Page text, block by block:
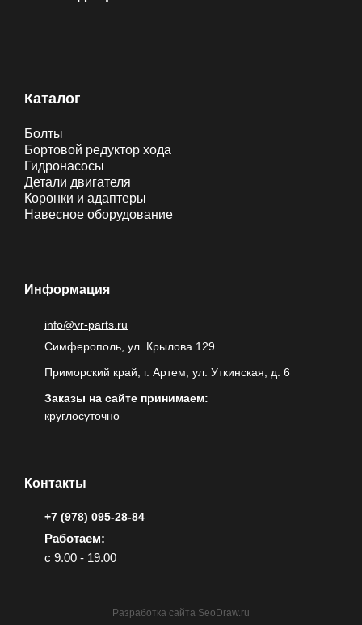
Каталог
Болты
Бортовой редуктор хода
Гидронасосы
Детали двигателя
Коронки и адаптеры
Навесное оборудование
Информация
info@vr-parts.ru
Симферополь, ул. Крылова 129
Приморский край, г. Артем, ул. Уткинская, д. 6
Заказы на сайте принимаем:
круглосуточно
Контакты
+7 (978) 095-28-84
Работаем:
с 9.00 - 19.00
Разработка сайта SeoDraw.ru